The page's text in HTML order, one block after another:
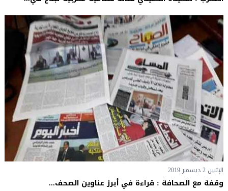
الإثنين 2 ديسمبر 2019
وقفة مع الصحافة : قراءة في أبرز عناوين الصحف...